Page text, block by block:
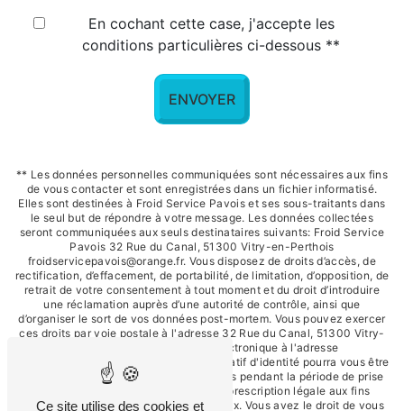
En cochant cette case, j'accepte les
conditions particulières ci-dessous **
ENVOYER
** Les données personnelles communiquées sont nécessaires aux fins
de vous contacter et sont enregistrées dans un fichier informatisé.
Elles sont destinées à Froid Service Pavois et ses sous-traitants dans
le seul but de répondre à votre message. Les données collectées
seront communiquées aux seuls destinataires suivants: Froid Service
Pavois 32 Rue du Canal, 51300 Vitry-en-Perthois
froidservicepavois@orange.fr. Vous disposez de droits d’accès, de
rectification, d’effacement, de portabilité, de limitation, d’opposition, de
retrait de votre consentement à tout moment et du droit d’introduire
une réclamation auprès d’une autorité de contrôle, ainsi que
d’organiser le sort de vos données post-mortem. Vous pouvez exercer
ces droits par voie postale à l'adresse 32 Rue du Canal, 51300 Vitry-
en-Perthois ou par courrier électronique à l'adresse
froidservicepavois@orange.fr. Un justificatif d'identité pourra vous être
demandé. Nous conservons vos données pendant la période de prise
de contact puis pendant la durée de prescription légale aux fins
probatoires et de gestion des contentieux. Vous avez le droit de vous
Ce site utilise des cookies et